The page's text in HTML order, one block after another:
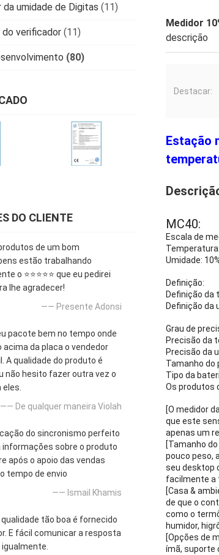
umidade de Digitas (11)
do verificador (11)
(80)
DO CLIENTE
de um bom
estão trabalhando
o ⭐⭐⭐⭐⭐ que eu pedirei
lhe agradecer!
—— Presente Adonsi
pacote bem no tempo onde
da placa o vendedor
A qualidade do produto é
não hesito fazer outra vez o
eles.
—— De qualquer maneira Violah
do sincronismo perfeito
informações sobre o produto
após o apoio das vendas
tempo de envio
—— Ismail Khamis
tão boa é fornecido
E fácil comunicar a resposta
Medidor
descrição
Destacar:
Estação
MC40:
Escala de
Umidade:
Definição:
Definição
Definição da
Grau de
Precisão da
Precisão da
Tamanho
Tipo da
Os produtos
[O medidor
que este
apenas um
[Tamanho
pouco peso,
seu desktop
facilmente a
[Casa &
de que o
como o
humidor,
[Opções de
ímã, suporte